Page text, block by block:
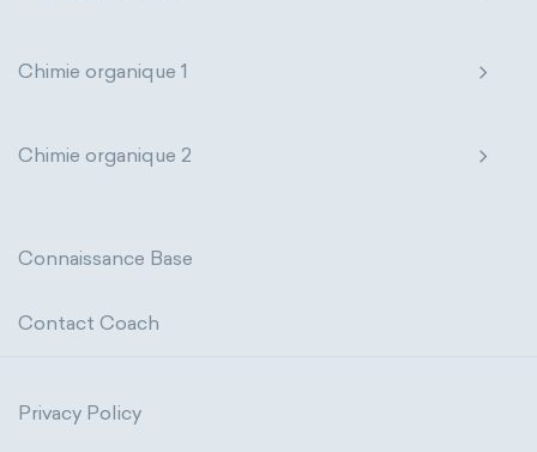
Chimie organique 1
Chimie organique 2
Connaissance Base
Contact Coach
Privacy Policy